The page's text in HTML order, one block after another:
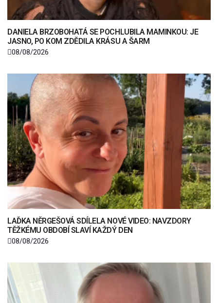
DANIELA BRZOBOHATÁ SE POCHLUBILA MAMINKOU: JE
JASNO, PO KOM ZDĚDILA KRÁSU A ŠARM
08/08/2026
LAĎKA NĚRGEŠOVÁ SDÍLELA NOVÉ VIDEO: NAVZDORY
TĚŽKÉMU OBDOBÍ SLAVÍ KAŽDÝ DEN
08/08/2026